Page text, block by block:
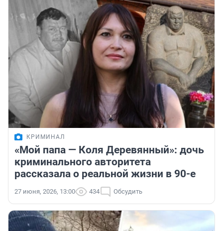
КРИМИНАЛ
«Мой папа — Коля Деревянный»: дочь
криминального авторитета
рассказала о реальной жизни в 90-е
27 июня, 2026, 13:00 434 Обсудить